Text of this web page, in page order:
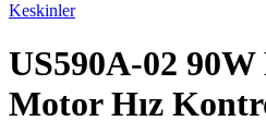
Keskinler
US590A-02
Motor Hız